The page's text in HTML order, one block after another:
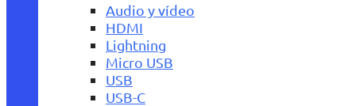
Audio y vídeo
HDMI
Lightning
Micro USB
USB
USB-C